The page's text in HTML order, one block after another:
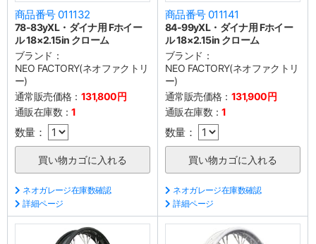
商品番号 011132
78-83yXL・ダイナ用 Fホイー
ル 18×2.15in クローム
ブランド：
NEO FACTORY(ネオファクトリ
ー)
通常販売価格： 131,800円
通販在庫数：1
数量：
ネオガレージ在庫数確認
詳細ページ
商品番号 011141
84-99yXL・ダイナ用 Fホイー
ル 18×2.15in クローム
ブランド：
NEO FACTORY(ネオファクトリ
ー)
通常販売価格： 131,900円
通販在庫数：1
数量：
ネオガレージ在庫数確認
詳細ページ